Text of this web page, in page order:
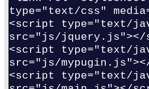
type="text/css"
<script type="text/
src="js/jquery.js"></
<script type="text/
src="js/
<script type="text/